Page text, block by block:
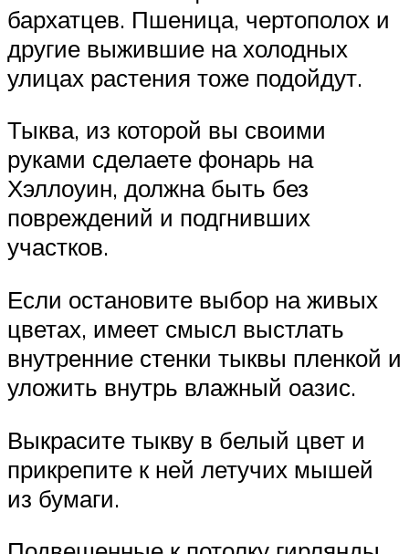
бархатцев. Пшеница, чертополох и
другие выжившие на холодных
улицах растения тоже подойдут.
Тыква, из которой вы своими
руками сделаете фонарь на
Хэллоуин, должна быть без
повреждений и подгнивших
участков.
Если остановите выбор на живых
цветах, имеет смысл выстлать
внутренние стенки тыквы пленкой и
уложить внутрь влажный оазис.
Выкрасите тыкву в белый цвет и
прикрепите к ней летучих мышей
из бумаги.